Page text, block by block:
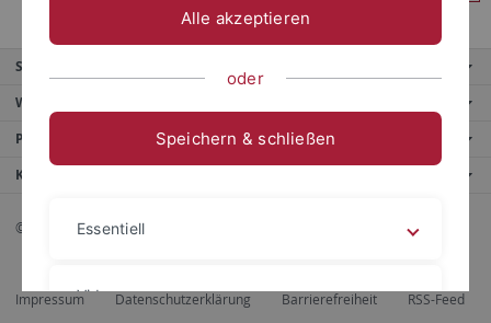
Service
Weitere Angebote
Portale
Kontaktinfo
© 2026 Eberhard Karls Universität Tübingen, Tübingen
Impressum Datenschutzerklärung Barrierefreiheit RSS-Feed
Alle akzeptieren
oder
Speichern & schließen
Essentiell
Videos